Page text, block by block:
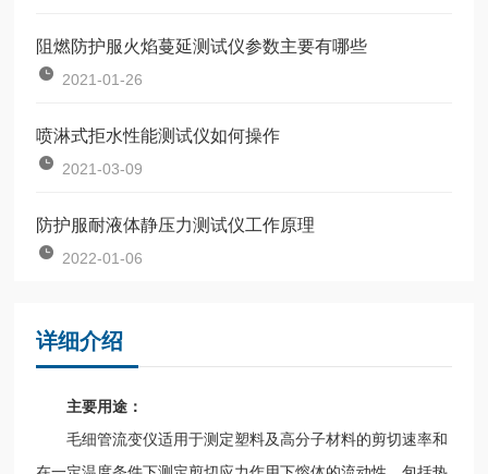
阻燃防护服火焰蔓延测试仪参数主要有哪些
2021-01-26
喷淋式拒水性能测试仪如何操作
2021-03-09
防护服耐液体静压力测试仪工作原理
2022-01-06
详细介绍
主要用途：
毛细管流变仪适用于测定塑料及高分子材料的剪切速率和